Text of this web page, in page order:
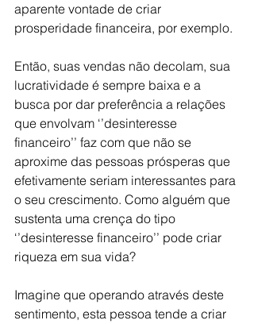
aparente vontade de criar
prosperidade financeira, por exemplo.
Então, suas vendas não decolam, sua
lucratividade é sempre baixa e a
busca por dar preferência a relações
que envolvam ‘’desinteresse
financeiro’’ faz com que não se
aproxime das pessoas prósperas que
efetivamente seriam interessantes para
o seu crescimento. Como alguém que
sustenta uma crença do tipo
‘’desinteresse financeiro’’ pode criar
riqueza em sua vida?
Imagine que operando através deste
sentimento, esta pessoa tende a criar